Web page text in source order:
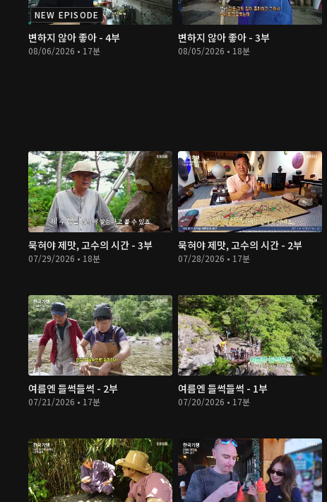
NEW EPISODE
변하지 않아 좋아 - 4부
08/06/2026 • 17분
변하지 않아 좋아 - 3부
08/05/2026 • 18분
묵혀야 제맛, 고수의 시간 - 3부
07/29/2026 • 18분
묵혀야 제맛, 고수의 시간 - 2부
07/28/2026 • 17분
여름엔 들썩들썩 - 2부
07/21/2026 • 17분
여름엔 들썩들썩 - 1부
07/20/2026 • 17분